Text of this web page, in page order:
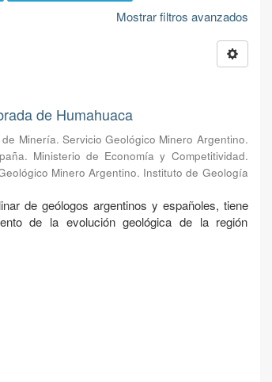
Mostrar filtros avanzados
de Humahuaca
Minería. Servicio Geológico Minero Argentino.
Ministerio de Economía y Competitividad.
Minero Argentino. Instituto de Geología
de geólogos argentinos y españoles, tiene
de la evolución geológica de la región